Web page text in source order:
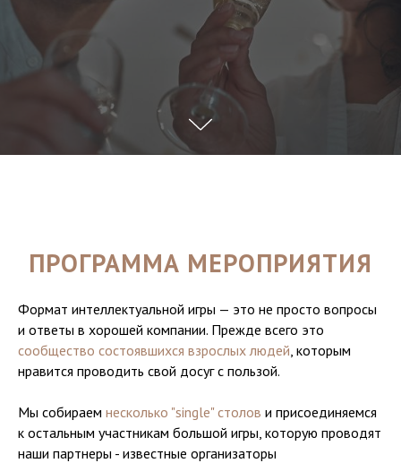
ПРОГРАММА МЕРОПРИЯТИЯ
Формат интеллектуальной игры — это не просто вопросы
и ответы в хорошей компании. Прежде всего это
сообщество состоявшихся взрослых людей, которым
нравится проводить свой досуг с пользой.
Мы собираем несколько "single" столов и присоединяемся
к остальным участникам большой игры, которую проводят
наши партнеры - известные организаторы